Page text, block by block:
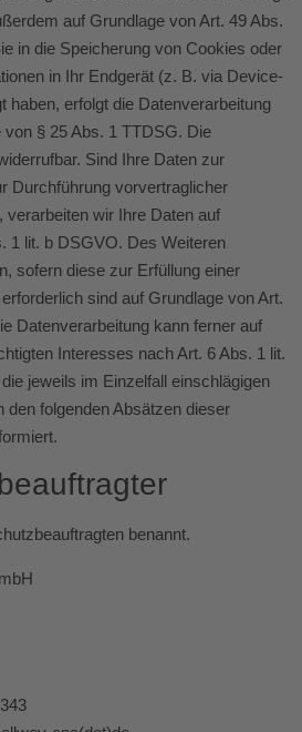
auf Grundlage von Art. 49 Abs.
in die Speicherung von Cookies oder
in Ihr Endgerät (z. B. via Device-
haben, erfolgt die Datenverarbeitung
§ 25 Abs. 1 TTDSG. Die
Sind Ihre Daten zur
Durchführung vorvertraglicher
wir Ihre Daten auf
1 lit. b DSGVO. Des Weiteren
sofern diese zur Erfüllung einer
sind auf Grundlage von Art.
Datenverarbeitung kann ferner auf
Interesses nach Art. 6 Abs. 1 lit.
jeweils im Einzelfall einschlägigen
den folgenden Absätzen dieser
benannt.